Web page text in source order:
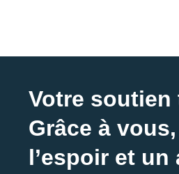
Votre soutien
Grâce à
l’espoir et